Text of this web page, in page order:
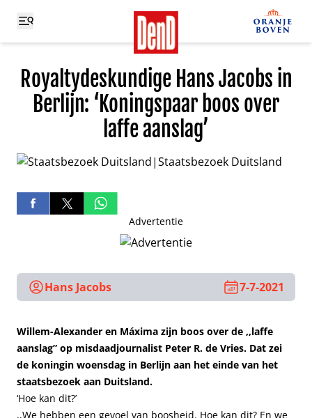
Royaltydeskundige Hans Jacobs in
Berlijn: ‘Koningspaar boos over
laffe aanslag’
Advertentie
Hans Jacobs 7-7-2021
Willem-Alexander en Máxima zijn boos over de ,,laffe
aanslag” op misdaadjournalist Peter R. de Vries. Dat zei
de koningin woensdag in Berlijn aan het einde van het
staatsbezoek aan Duitsland.
‘Hoe kan dit?’
,,We hebben een gevoel van boosheid. Hoe kan dit? En we